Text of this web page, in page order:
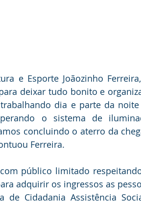
e Esporte Joãozinho
deixar tudo bonito e
trabalhando dia e parte da
o sistema de
concluindo o aterro da
Ferreira.
público limitado
adquirir os ingressos as
de Cidadania Assistência